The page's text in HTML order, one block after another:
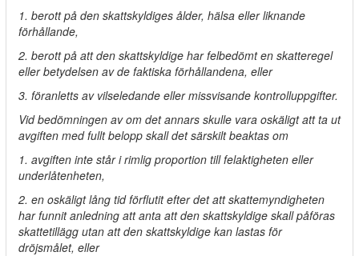
1. berott på den skattskyldiges ålder, hälsa eller liknande
förhållande,
2. berott på att den skattskyldige har felbedömt en skatteregel
eller betydelsen av de faktiska förhållandena, eller
3. föranletts av vilseledande eller missvisande kontrolluppgifter.
Vid bedömningen av om det annars skulle vara oskäligt att ta ut
avgiften med fullt belopp skall det särskilt beaktas om
1. avgiften inte står i rimlig proportion till felaktigheten eller
underlåtenheten,
2. en oskäligt lång tid förflutit efter det att skattemyndigheten
har funnit anledning att anta att den skattskyldige skall påföras
skattetillägg utan att den skattskyldige kan lastas för
dröjsmålet, eller